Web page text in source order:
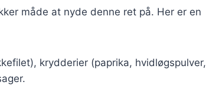
måde at nyde denne ret på. Her er en
krydderier (paprika, hvidløgspulver,